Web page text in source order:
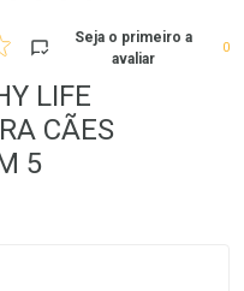
Seja o primeiro a
avaliar
0
LIFE
CÃES
5